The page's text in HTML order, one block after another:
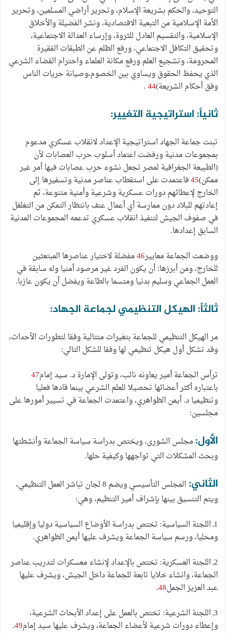
التوحيد، والحكم بشريعة الإسلام، وتحرير أراضي المسلمين، وتحرير
الأمة الإسلامية من التبعية الاقتصادية، ونشر الفضيلة والأخلاق
الإسلامية، والتقسيم العادل للثروة، وإرساء العدالة الاجتماعية،
وتحقيق التكافل الاجتماعي، ورفع الظلم عن الطبقات الفقيرة
المحرومة، وتشجيع العلم ورفع مكانة العلماء واحترام القضاء الشرعي
الذي يحفظ الحقوق ويساوي بين الخصوم،وصيانة حريات الناس
وفق أحكام الشريعة)44
.
ثانياً: استراتيجية التغيير:
تبنت جماعة الجهاد استراتيجية الإعداد لانقلاب عسكري مدعوم
بمجموعات مدنية ورفضت اعتماد أسلوب حرب العصابات لأن
(الطبيعة الجغرافية لمصر تجعل نشوء حرب عصابات فيها أمر غير
ممكن)45فاعتمدت على استقطاب عناصر مدنية وتسفيرها إلى
الخارج لإعطائهم دورات عسكرية وشرعية وأمنية متنوعة، ثم
إعادتهم للبلاد دون ممارسة أي أعمال عنف بانتظار التمكن من التغلغل
في صفوف الجيش لتنفيذ انقلاب عسكري تدعمه المجموعات المدنية
السابق إعدادها.
ووضعت الجماعة معايير46مفضلة لاختيار عناصرها المبتعثين
للخارج، ومن أبرزها: أن يكون الفرد غير مرصود أمنيا وله سابقة في
العمل الجماعي وسليم بدنيا ومتسما بالطاعة ويفضل أن يكون عازبا.
ثالثاً: الهيكل التنظيمي لجماعة الجهاد:
مر الهيكل التنظيمي للجماعة بتغيرات متتالية وفقا لتطورات الأحداث،
وقد تشكل أول هيكل تنظيمي لها وفقا للشكل التالي:
ترأس الجماعة أمير يعاونه نائب، وتولى الإمارة د. سيد إمام47
باعتباره أكثر أعضائها تحصيلا للعلم الشرعي بينما قادها فعليا
وتنظيميا د. أيمن الظواهري، واعتمدت الجماعة في تسيير أمورها على
مجلسين:
الأول:مجلس الشورى، ويختص بدراسة سياسة الجماعة وأنشطتها
وبحث المشكلات التي تواجهها وكيفية حلها.
الثاني:
المجلس التأسيسي ويضم 8 لجان تباشر العمل التنظيمي،
ويتم التنسيق بينها بإشراف أمير التنظيم، وهي:
1ـ اللجنة السياسية: تختص بدراسة الأوضاع السياسية دوليا وإقليميا
ومحليا، ورسم سياسة الجماعة ويشرف عليها أيمن الظواهري.
2ـ اللجنة العسكرية: تختص بالإعداد لإنشاء معسكرات لتدريب عناصر
الجماعة، وانشاء خلايا تابعة للجماعة داخل الجيش، ويشرف عليها
عبد العزيز الجمل48
.
3ـ اللجنة الشرعية: تختص بالعمل على إعداد الأبحاث الشرعية،
وإعطاء دورات شرعية لأعضاء الجماعة، ويشرف عليها سيد إمام49
.